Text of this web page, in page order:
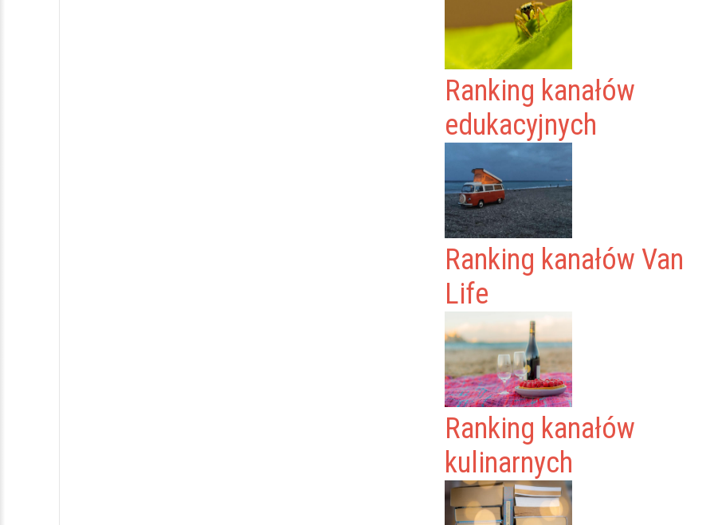
Ranking kanałów
edukacyjnych
Ranking kanałów Van
Life
Ranking kanałów
kulinarnych